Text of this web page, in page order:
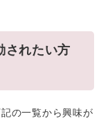
されたい方
の一覧から興味が